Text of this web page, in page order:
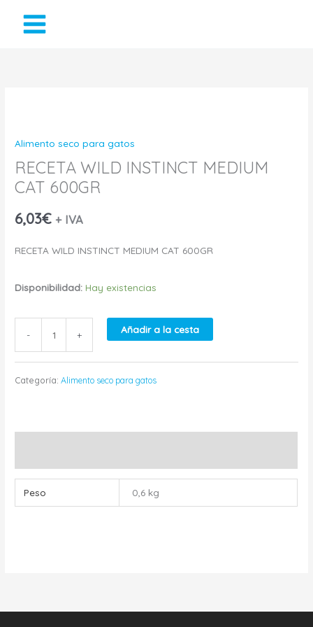
Alimento seco para gatos
RECETA WILD INSTINCT MEDIUM
CAT 600GR
6,03€ + IVA
RECETA WILD INSTINCT MEDIUM CAT 600GR
Disponibilidad: Hay existencias
-
INSTINCT
MEDIUM
CAT
+ Añadir a la cesta
Categoría:Alimento seco para gatos
Peso 0,6 kg